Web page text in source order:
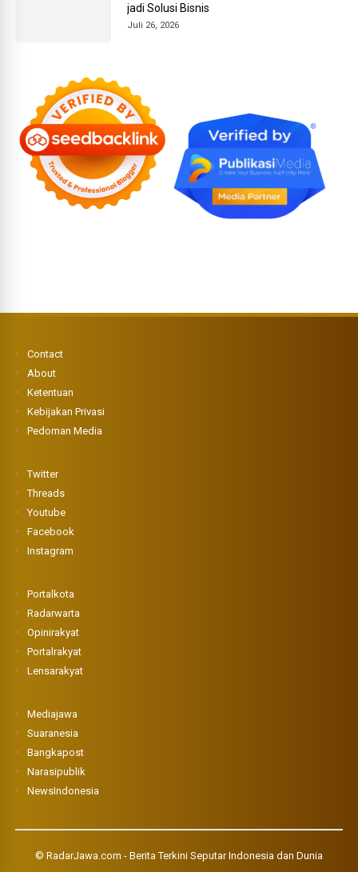
jadi Solusi Bisnis
Juli 26, 2026
Contact
About
Ketentuan
Kebijakan Privasi
Pedoman Media
Twitter
Threads
Youtube
Facebook
Instagram
Portalkota
Radarwarta
Opinirakyat
Portalrakyat
Lensarakyat
Mediajawa
Suaranesia
Bangkapost
Narasipublik
NewsIndonesia
© RadarJawa.com - Berita Terkini Seputar Indonesia dan Dunia